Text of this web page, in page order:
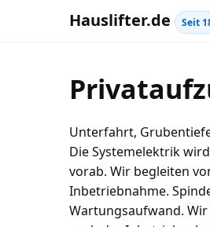
Hauslifter.de Seit
Unterfahrt,
Die Systemelektrik
vorab. Wir begleiten
Inbetriebnahme.
Wartungsaufwand.